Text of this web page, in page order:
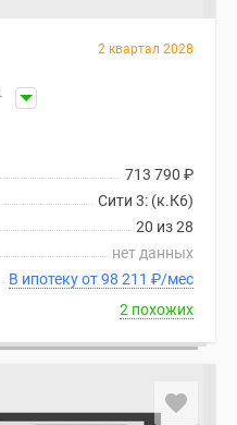
2 квартал 2028
713 790 ₽
Сити 3: (к.К6)
20 из 28
нет данных
В ипотеку от 98 211 ₽/мес
2 похожих